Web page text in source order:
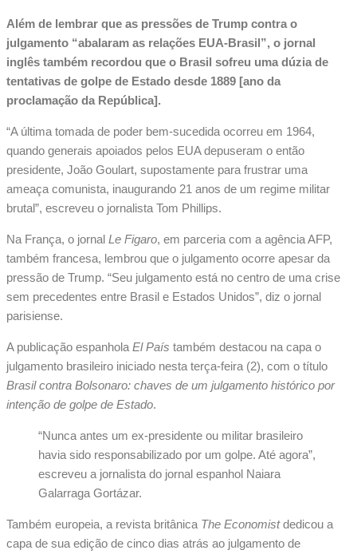
Além de lembrar que as pressões de Trump contra o
julgamento “abalaram as relações EUA-Brasil”, o jornal
inglês também recordou que o Brasil sofreu uma dúzia de
tentativas de golpe de Estado desde 1889 [ano da
proclamação da República].
“A última tomada de poder bem-sucedida ocorreu em 1964,
quando generais apoiados pelos EUA depuseram o então
presidente, João Goulart, supostamente para frustrar uma
ameaça comunista, inaugurando 21 anos de um regime militar
brutal”, escreveu o jornalista Tom Phillips.
Na França, o jornal Le Figaro, em parceria com a agência AFP,
também francesa, lembrou que o julgamento ocorre apesar da
pressão de Trump. “Seu julgamento está no centro de uma crise
sem precedentes entre Brasil e Estados Unidos”, diz o jornal
parisiense.
A publicação espanhola El País também destacou na capa o
julgamento brasileiro iniciado nesta terça-feira (2), com o título
Brasil contra Bolsonaro: chaves de um julgamento histórico por
intenção de golpe de Estado.
“Nunca antes um ex-presidente ou militar brasileiro
havia sido responsabilizado por um golpe. Até agora”,
escreveu a jornalista do jornal espanhol Naiara
Galarraga Gortázar.
Também europeia, a revista britânica The Economistdedicou a
capa de sua edição de cinco dias atrás ao julgamento de